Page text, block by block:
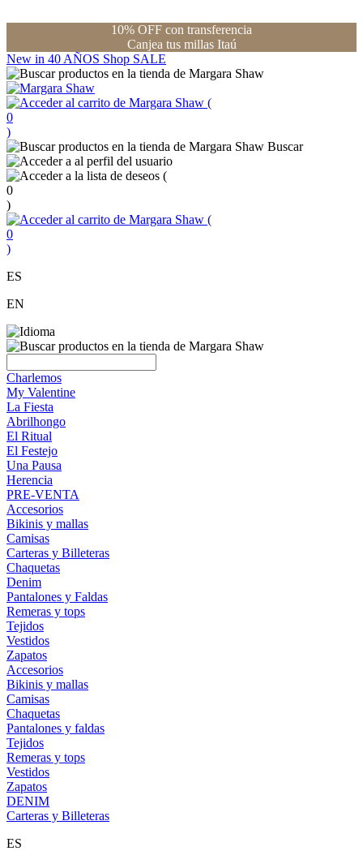
10% OFF con transferencia
Canjea tus millas Itaú
New in 40 AÑOS Shop SALE
(
0
)
Buscar
(
0
)
(
0
)
ES
EN
Charlemos
My Valentine
La Fiesta
Abrilhongo
El Ritual
El Festejo
Una Pausa
Herencia
PRE-VENTA
Accesorios
Bikinis y mallas
Camisas
Carteras y Billeteras
Chaquetas
Denim
Pantalones y Faldas
Remeras y tops
Tejidos
Vestidos
Zapatos
Accesorios
Bikinis y mallas
Camisas
Chaquetas
Pantalones y faldas
Tejidos
Remeras y tops
Vestidos
Zapatos
DENIM
Carteras y Billeteras
ES